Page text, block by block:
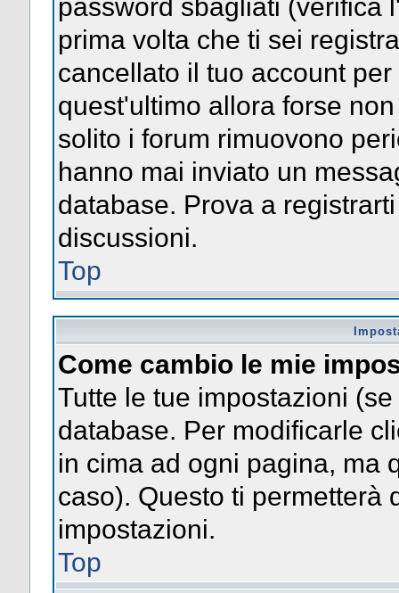
password sbagliati (verifica
prima volta che ti sei
cancellato il tuo account
quest'ultimo allora forse
solito i forum rimuovono
hanno mai inviato un
database. Prova a
discussioni.
Top
Come cambio le mie
Tutte le tue impostazioni
database. Per modificarle
in cima ad ogni pagina, ma
caso). Questo ti permetterà
impostazioni.
Top